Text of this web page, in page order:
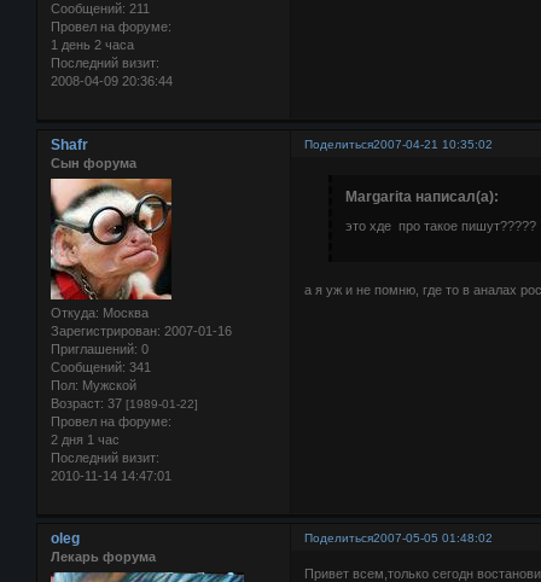
Сообщений: 211
Провел на форуме:
1 день 2 часа
Последний визит:
2008-04-09 20:36:44
Поделиться2007-04-21 10:35:02
Shafr
Сын форума
Откуда: Москва
Зарегистрирован: 2007-01-16
Приглашений: 0
Сообщений: 341
Пол: Мужской
Возраст: 37 [1989-01-22]
Провел на форуме:
2 дня 1 час
Последний визит:
2010-11-14 14:47:01
Margarita написал(а):
это хде про такое пишут?????
а я уж и не помню, где то в аналах
Поделиться2007-05-05 01:48:02
oleg
Лекарь форума
Привет всем,только сегодн